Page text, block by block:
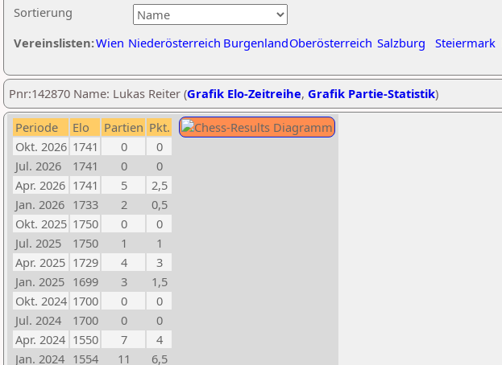
Sortierung
Vereinslisten:Wien Niederösterreich BurgenlandOberösterreich Salzburg Steiermark
Pnr:142870 Name: Lukas Reiter (Grafik Elo-Zeitreihe, Grafik Partie-Statistik)
Periode Elo Partien Pkt.
Okt. 2026 1741 0
0
Jul. 2026
1741 0
0
Apr. 2026 1741 5
2,5
Jan. 2026 1733 2
0,5
Okt. 2025 1750 0
0
Jul. 2025
1750 1
1
Apr. 2025 1729 4
3
Jan. 2025 1699 3
1,5
Okt. 2024 1700 0
0
Jul. 2024
1700 0
0
Apr. 2024 1550 7
4
Jan. 2024 1554 11 6,5